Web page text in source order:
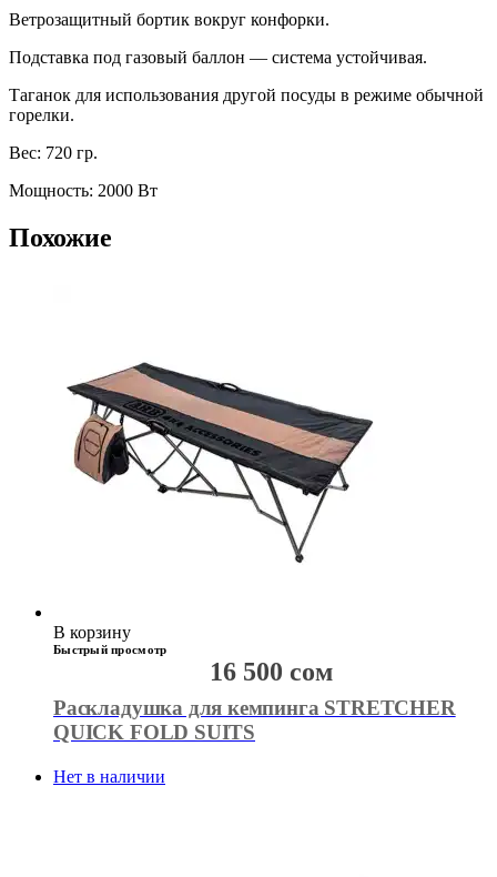
Ветрозащитный бортик вокруг конфорки.
Подставка под газовый баллон — система устойчивая.
Таганок для использования другой посуды в режиме обычной
горелки.
Вес: 720 гр.
Мощность: 2000 Вт
Похожие
В корзину
Быстрый просмотр
Раскладушка для кемпинга STRETCHER
QUICK FOLD SUITS
16 500 сом
Нет в наличии